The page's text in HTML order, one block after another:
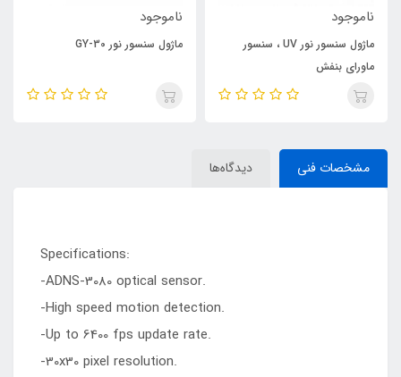
ناموجود
ماژول سنسور نور UV ، سنسور
ماورای بنفش
ناموجود
ماژول سنسور نور GY-30
مشخصات فنی دیدگاه‌ها
Specifications:
-ADNS-3080 optical sensor.
-High speed motion detection.
-Up to 6400 fps update rate.
-30x30 pixel resolution.